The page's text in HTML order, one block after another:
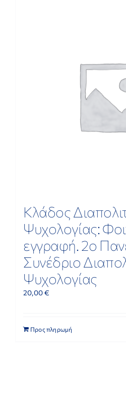
Κλάδος
Ψυχολογίας:
εγγραφή. 2ο
Συνέδριο
Ψυχολογίας
20,00€
Προς πληρωμή